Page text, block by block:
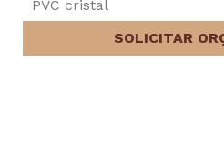
PVC cristal
SOLICITAR